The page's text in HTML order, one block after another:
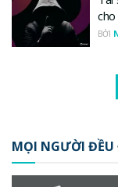
BỞI
MỌI NGƯỜI ĐỀU